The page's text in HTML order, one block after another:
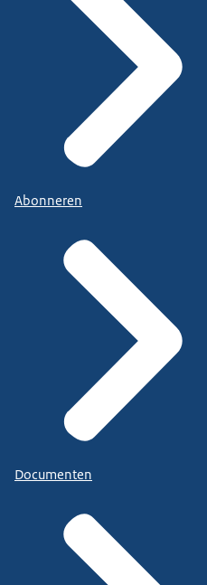
Abonneren
Documenten